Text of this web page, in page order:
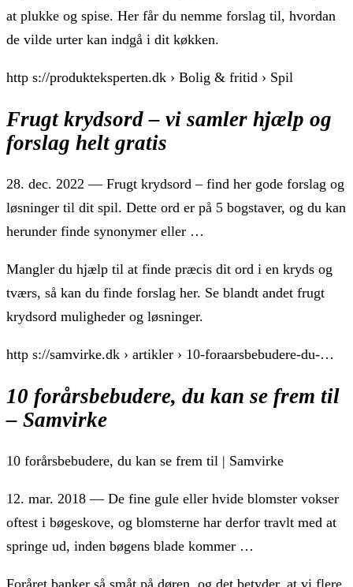
at plukke og spise. Her får du nemme forslag til, hvordan
de vilde urter kan indgå i dit køkken.
http s://produkteksperten.dk › Bolig & fritid › Spil
Frugt krydsord – vi samler hjælp og
forslag helt gratis
28. dec. 2022 — Frugt krydsord – find her gode forslag og
løsninger til dit spil. Dette ord er på 5 bogstaver, og du kan
herunder finde synonymer eller …
Mangler du hjælp til at finde præcis dit ord i en kryds og
tværs, så kan du finde forslag her. Se blandt andet frugt
krydsord muligheder og løsninger.
http s://samvirke.dk › artikler › 10-foraarsbebudere-du-…
10 forårsbebudere, du kan se frem til
– Samvirke
10 forårsbebudere, du kan se frem til | Samvirke
12. mar. 2018 — De fine gule eller hvide blomster vokser
oftest i bøgeskove, og blomsterne har derfor travlt med at
springe ud, inden bøgens blade kommer …